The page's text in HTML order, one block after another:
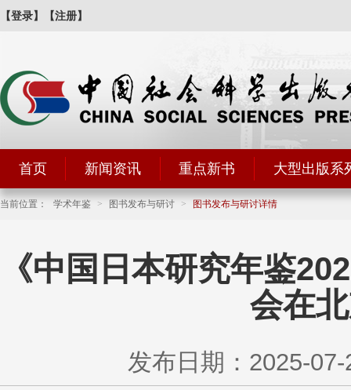
【登录】 【注册】
首页 新闻资讯 重点新书 大型出版系
当前位置： 学术年鉴 > 图书发布与研讨 > 图书发布与研讨详情
《中国日本研究年鉴
会在
发布日期：2025-